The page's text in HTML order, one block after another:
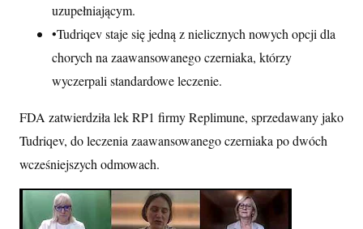
uzupełniającym.
•Tudriqev staje się jedną z nielicznych nowych opcji dla
chorych na zaawansowanego czerniaka, którzy
wyczerpali standardowe leczenie.
FDA zatwierdziła lek RP1 firmy Replimune, sprzedawany jako
Tudriqev, do leczenia zaawansowanego czerniaka po dwóch
wcześniejszych odmowach.